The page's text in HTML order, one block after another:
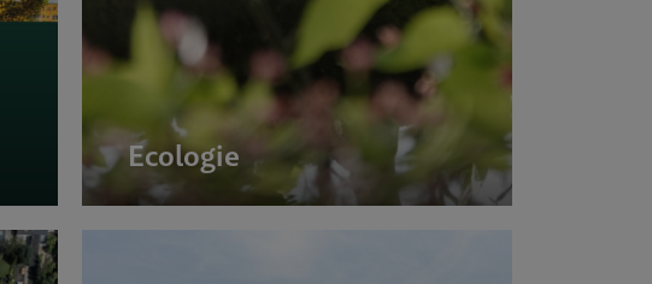
Ecologie